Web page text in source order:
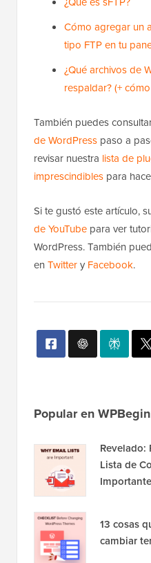
Cómo agregar un
tipo FTP en tu
¿Qué archivos de
respaldar? (+
También puedes
de WordPress paso a
revisar nuestra lista de
imprescindibles para
Si te gustó este artículo,
de YouTube para ver
WordPress. También
en Twittery Facebook.
Popular en
Revelado:
Lista de
13 cosas
cambiar